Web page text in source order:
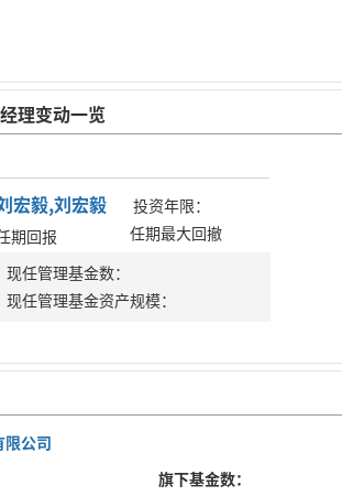
理变动一览
宏毅,刘宏毅
投资年限：
期回报
任期最大回撤
现任管理基金数：
现任管理基金资产规模：
限公司
旗下基金数：